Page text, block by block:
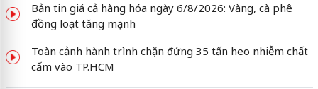
Bản tin giá cả hàng hóa ngày 6/8/2026: Vàng, cà phê
đồng loạt tăng mạnh
Toàn cảnh hành trình chặn đứng 35 tấn heo nhiễm chất
cấm vào TP.HCM